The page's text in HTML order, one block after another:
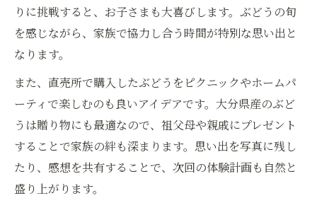
りに挑戦すると、お子さまも大喜びします。ぶどうの旬
を感じながら、家族で協力し合う時間が特別な思い出と
なります。
また、直売所で購入したぶどうをピクニックやホームパ
ーティで楽しむのも良いアイデアです。大分県産のぶど
うは贈り物にも最適なので、祖父母や親戚にプレゼント
することで家族の絆も深まります。思い出を写真に残し
たり、感想を共有することで、次回の体験計画も自然と
盛り上がります。